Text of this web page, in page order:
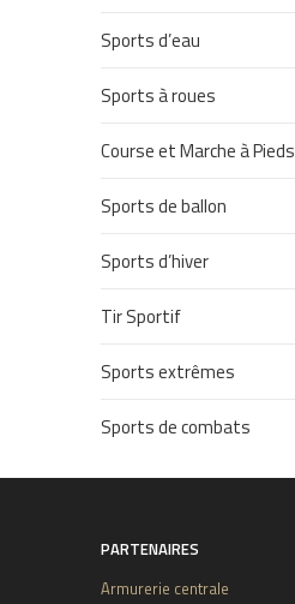
Sports d’eau
Sports à roues
Course et Marche à Pieds
Sports de ballon
Sports d’hiver
Tir Sportif
Sports extrêmes
Sports de combats
PARTENAIRES
Armurerie centrale